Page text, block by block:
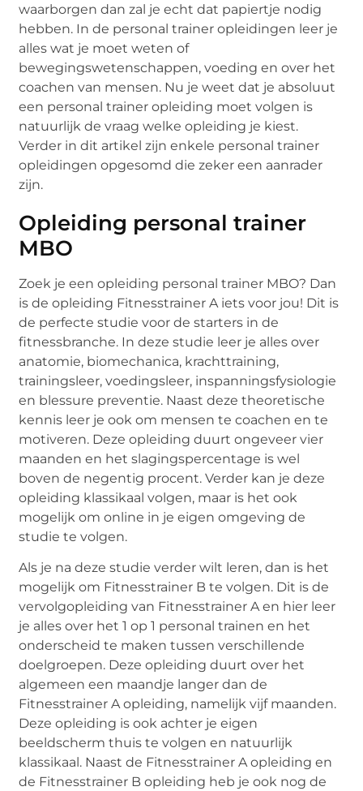
waarborgen dan zal je echt dat papiertje nodig
hebben. In de personal trainer opleidingen leer je
alles wat je moet weten of
bewegingswetenschappen, voeding en over het
coachen van mensen. Nu je weet dat je absoluut
een personal trainer opleiding moet volgen is
natuurlijk de vraag welke opleiding je kiest.
Verder in dit artikel zijn enkele personal trainer
opleidingen opgesomd die zeker een aanrader
zijn.
Opleiding personal trainer
MBO
Zoek je een opleiding personal trainer MBO? Dan
is de opleiding Fitnesstrainer A iets voor jou! Dit is
de perfecte studie voor de starters in de
fitnessbranche. In deze studie leer je alles over
anatomie, biomechanica, krachttraining,
trainingsleer, voedingsleer, inspanningsfysiologie
en blessure preventie. Naast deze theoretische
kennis leer je ook om mensen te coachen en te
motiveren. Deze opleiding duurt ongeveer vier
maanden en het slagingspercentage is wel
boven de negentig procent. Verder kan je deze
opleiding klassikaal volgen, maar is het ook
mogelijk om online in je eigen omgeving de
studie te volgen.
Als je na deze studie verder wilt leren, dan is het
mogelijk om Fitnesstrainer B te volgen. Dit is de
vervolgopleiding van Fitnesstrainer A en hier leer
je alles over het 1 op 1 personal trainen en het
onderscheid te maken tussen verschillende
doelgroepen. Deze opleiding duurt over het
algemeen een maandje langer dan de
Fitnesstrainer A opleiding, namelijk vijf maanden.
Deze opleiding is ook achter je eigen
beeldscherm thuis te volgen en natuurlijk
klassikaal. Naast de Fitnesstrainer A opleiding en
de Fitnesstrainer B opleiding heb je ook nog de